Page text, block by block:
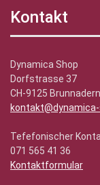
Kontakt
Dynamica Shop
Dorfstrasse 37
CH-9125 Brunnadern
Tefefonischer
071 565 41 36
Kontaktformular